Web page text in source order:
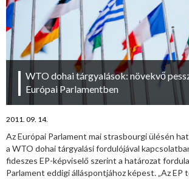
WTO dohai tárgyalások: növekvő
Európai Parlamentben
2011. 09. 14.
Az Európai Parlament mai strasbourgi ülésén
a WTO dohai tárgyalási fordulójával
fideszes EP-képviselő szerint a határozat
Parlament eddigi álláspontjához képest. „Az EP